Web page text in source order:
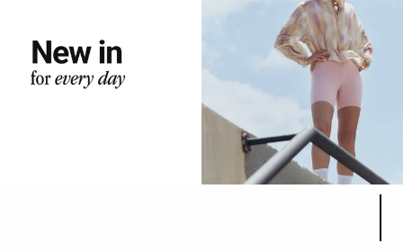
المنتج
المشاهدة
حسب
المشاهدة
حسب
الجودة